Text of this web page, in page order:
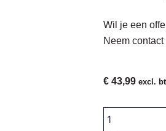
Wil je een
Neem
€ 43,99 excl.